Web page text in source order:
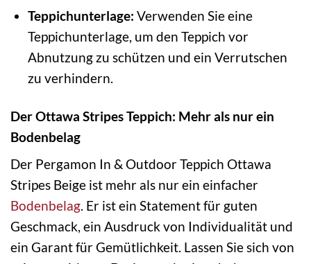
Teppichunterlage: Verwenden Sie eine
Teppichunterlage, um den Teppich vor
Abnutzung zu schützen und ein Verrutschen
zu verhindern.
Der Ottawa Stripes Teppich: Mehr als nur ein
Bodenbelag
Der Pergamon In & Outdoor Teppich Ottawa
Stripes Beige ist mehr als nur ein einfacher
Bodenbelag. Er ist ein Statement für guten
Geschmack, ein Ausdruck von Individualität und
ein Garant für Gemütlichkeit. Lassen Sie sich von